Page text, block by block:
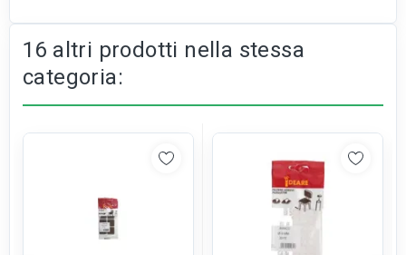
16 altri prodotti nella stessa
categoria: